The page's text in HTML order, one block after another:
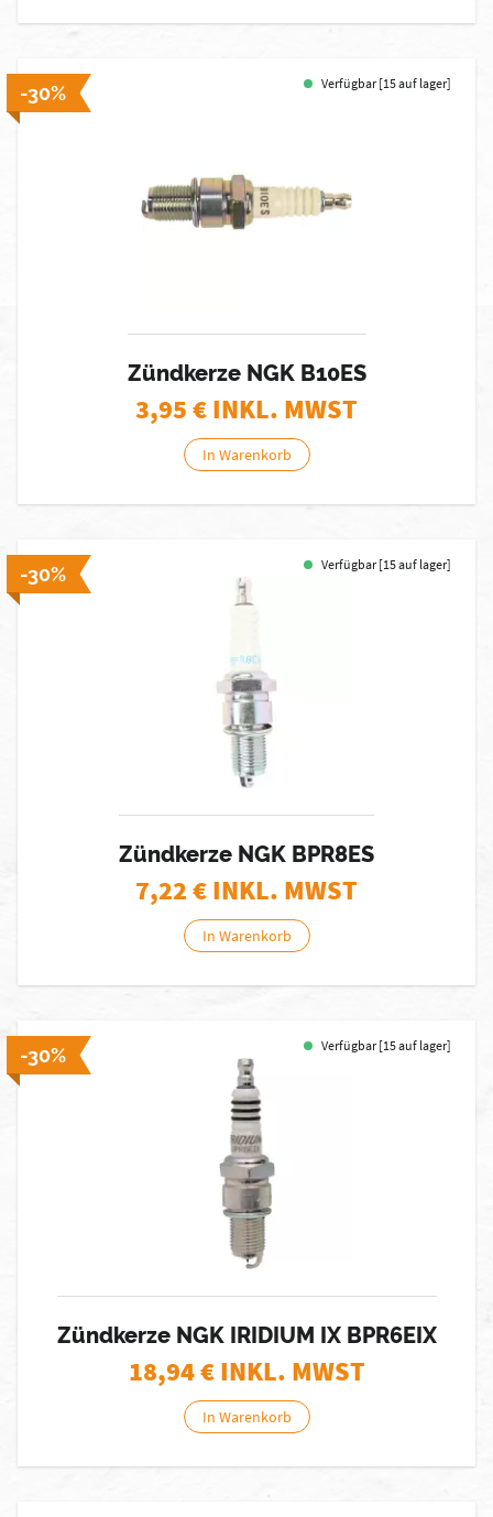
-30% Verfügbar [15 auf lager]
Zündkerze NGK B10ES
3,95€ INKL. MWST
In Warenkorb
-30% Verfügbar [15 auf lager]
Zündkerze NGK BPR8ES
7,22€ INKL. MWST
In Warenkorb
-30% Verfügbar [15 auf lager]
Zündkerze NGK IRIDIUM IX BPR6EIX
18,94€ INKL. MWST
In Warenkorb